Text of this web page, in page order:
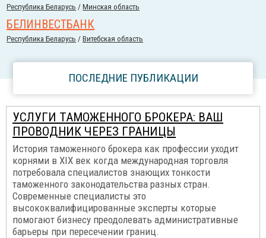
Республика Беларусь /Минская область
БЕЛИНВЕСТБАНК
Республика Беларусь /Витебская область
ПОСЛЕДНИЕ ПУБЛИКАЦИИ
УСЛУГИ ТАМОЖЕННОГО БРОКЕРА: ВАШ
ПРОВОДНИК ЧЕРЕЗ ГРАНИЦЫ
История таможенного брокера как профессии уходит
корнями в XIX век когда международная торговля
потребовала специалистов знающих тонкости
таможенного законодательства разных стран.
Современные специалисты это
высококвалифицированные эксперты которые
помогают бизнесу преодолевать административные
барьеры при пересечении границ.